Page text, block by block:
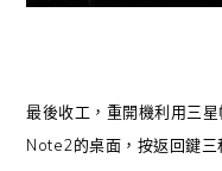
最後收工，重開機利用三
Note2的桌面，按返回鍵